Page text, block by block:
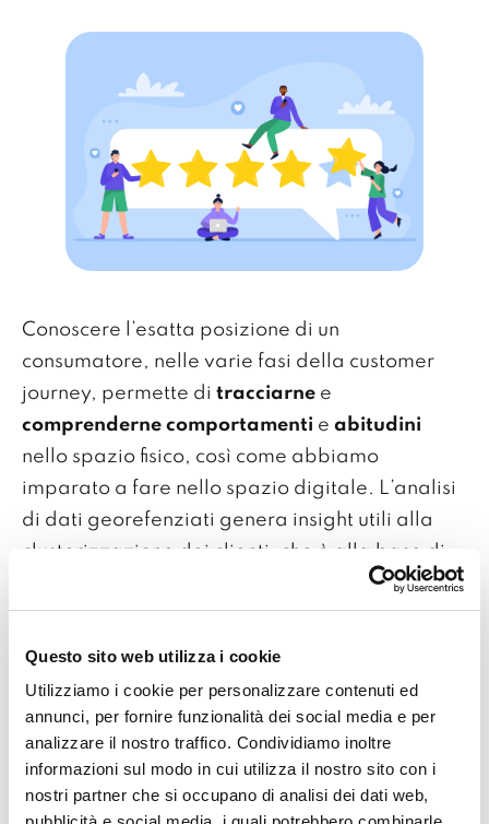
Questo sito web utilizza i cookie
Utilizziamo i cookie per personalizzare contenuti ed
annunci, per fornire funzionalità dei social media e per
analizzare il nostro traffico. Condividiamo inoltre
informazioni sul modo in cui utilizza il nostro sito con i
nostri partner che si occupano di analisi dei dati web,
Conoscere l’esatta posizione di un
consumatore, nelle varie fasi della customer
journey, permette di tracciarne e
comprenderne comportamenti e abitudini
nello spazio fisico, così come abbiamo
imparato a fare nello spazio digitale. L’analisi
di dati georefenziati genera insight utili alla
clusterizzazione dei clienti, che è alla base di
azioni di business sempre più precise.
pertinente, a partire dalla loro posizione e
vicinanza geografica.